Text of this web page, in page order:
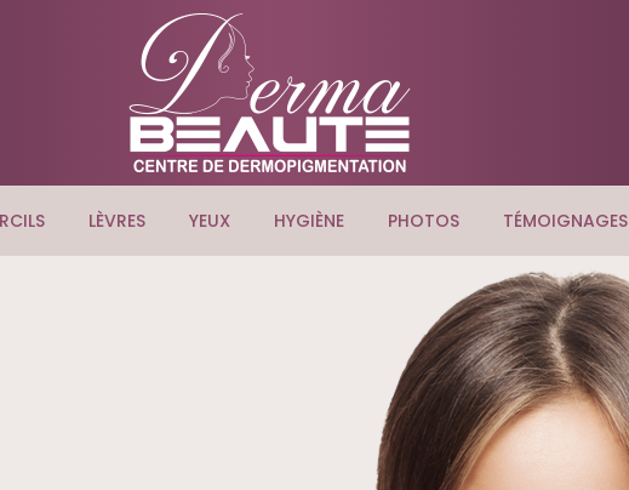
LÈVRES YEUX HYGIÈNE PHOTOS TÉMOIGNAGES